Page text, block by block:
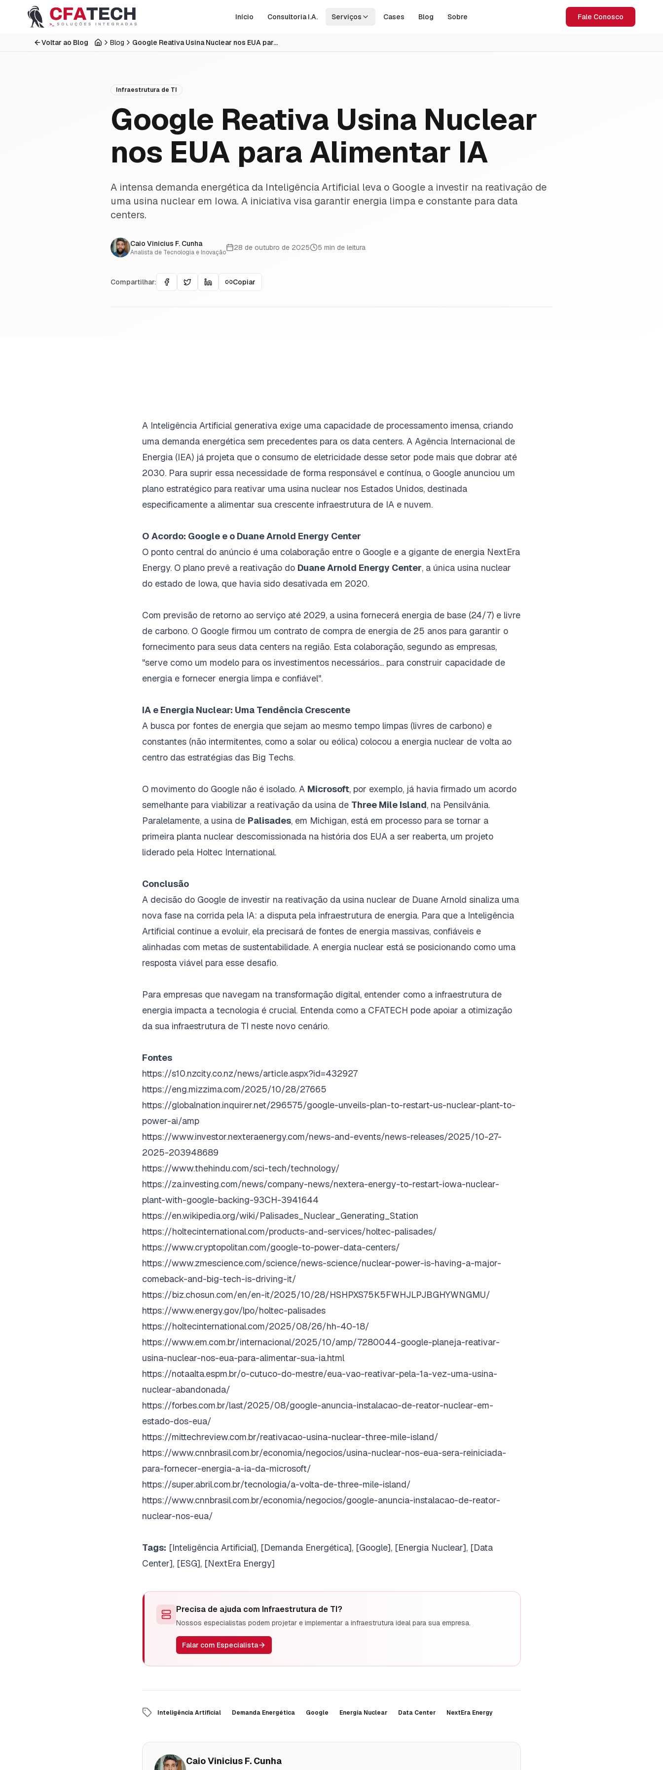
Pular para o conteúdo principal
Início Consultoria I.A. Serviços Cases Blog Sobre Fale Conosco
Voltar ao Blog InícioBlog Google Reativa Usina Nuclear nos EUA para Alimentar IA
Infraestrutura de TI
Google Reativa Usina Nuclear
nos EUA para Alimentar IA
A intensa demanda energética da Inteligência Artificial leva o Google a investir na reativação de
uma usina nuclear em Iowa. A iniciativa visa garantir energia limpa e constante para data
centers.
Caio Vinicius F. Cunha
Analista de Tecnologia e Inovação
28 de outubro de 2025 5 min de leitura
Compartilhar: Copiar
A Inteligência Artificial generativa exige uma capacidade de processamento imensa, criando
uma demanda energética sem precedentes para os data centers. A Agência Internacional de
Energia (IEA) já projeta que o consumo de eletricidade desse setor pode mais que dobrar até
2030. Para suprir essa necessidade de forma responsável e contínua, o Google anunciou um
plano estratégico para reativar uma usina nuclear nos Estados Unidos, destinada
especificamente a alimentar sua crescente infraestrutura de IA e nuvem.
O Acordo: Google e o Duane Arnold Energy Center
O ponto central do anúncio é uma colaboração entre o Google e a gigante de energia NextEra
Energy. O plano prevê a reativação do Duane Arnold Energy Center, a única usina nuclear
do estado de Iowa, que havia sido desativada em 2020.
Com previsão de retorno ao serviço até 2029, a usina fornecerá energia de base (24/7) e livre
de carbono. O Google firmou um contrato de compra de energia de 25 anos para garantir o
fornecimento para seus data centers na região. Esta colaboração, segundo as empresas,
"serve como um modelo para os investimentos necessários... para construir capacidade de
energia e fornecer energia limpa e confiável".
IA e Energia Nuclear: Uma Tendência Crescente
A busca por fontes de energia que sejam ao mesmo tempo limpas (livres de carbono) e
constantes (não intermitentes, como a solar ou eólica) colocou a energia nuclear de volta ao
centro das estratégias das Big Techs.
O movimento do Google não é isolado. A Microsoft, por exemplo, já havia firmado um acordo
semelhante para viabilizar a reativação da usina de Three Mile Island, na Pensilvânia.
Paralelamente, a usina de Palisades, em Michigan, está em processo para se tornar a
primeira planta nuclear descomissionada na história dos EUA a ser reaberta, um projeto
liderado pela Holtec International.
Conclusão
A decisão do Google de investir na reativação da usina nuclear de Duane Arnold sinaliza uma
nova fase na corrida pela IA: a disputa pela infraestrutura de energia. Para que a Inteligência
Artificial continue a evoluir, ela precisará de fontes de energia massivas, confiáveis e
alinhadas com metas de sustentabilidade. A energia nuclear está se posicionando como uma
resposta viável para esse desafio.
Para empresas que navegam na transformação digital, entender como a infraestrutura de
energia impacta a tecnologia é crucial. Entenda como a CFATECH pode apoiar a otimização
da sua infraestrutura de TI neste novo cenário.
Fontes
https://s10.nzcity.co.nz/news/article.aspx?id=432927
https://eng.mizzima.com/2025/10/28/27665
https://globalnation.inquirer.net/296575/google-unveils-plan-to-restart-us-nuclear-plant-to-
power-ai/amp
https://www.investor.nexteraenergy.com/news-and-events/news-releases/2025/10-27-
2025-203948689
https://www.thehindu.com/sci-tech/technology/
https://za.investing.com/news/company-news/nextera-energy-to-restart-iowa-nuclear-
plant-with-google-backing-93CH-3941644
https://en.wikipedia.org/wiki/Palisades_Nuclear_Generating_Station
https://holtecinternational.com/products-and-services/holtec-palisades/
https://www.cryptopolitan.com/google-to-power-data-centers/
https://www.zmescience.com/science/news-science/nuclear-power-is-having-a-major-
comeback-and-big-tech-is-driving-it/
https://biz.chosun.com/en/en-it/2025/10/28/HSHPXS75K5FWHJLPJBGHYWNGMU/
https://www.energy.gov/lpo/holtec-palisades
https://holtecinternational.com/2025/08/26/hh-40-18/
https://www.em.com.br/internacional/2025/10/amp/7280044-google-planeja-reativar-
usina-nuclear-nos-eua-para-alimentar-sua-ia.html
https://notaalta.espm.br/o-cutuco-do-mestre/eua-vao-reativar-pela-1a-vez-uma-usina-
nuclear-abandonada/
https://forbes.com.br/last/2025/08/google-anuncia-instalacao-de-reator-nuclear-em-
estado-dos-eua/
https://mittechreview.com.br/reativacao-usina-nuclear-three-mile-island/
https://www.cnnbrasil.com.br/economia/negocios/usina-nuclear-nos-eua-sera-reiniciada-
para-fornecer-energia-a-ia-da-microsoft/
https://super.abril.com.br/tecnologia/a-volta-de-three-mile-island/
https://www.cnnbrasil.com.br/economia/negocios/google-anuncia-instalacao-de-reator-
nuclear-nos-eua/
Tags: [Inteligência Artificial], [Demanda Energética], [Google], [Energia Nuclear], [Data
Center], [ESG], [NextEra Energy]
Precisa de ajuda com Infraestrutura de TI?
Nossos especialistas podem projetar e implementar a infraestrutura ideal para sua empresa.
Falar com Especialista
Inteligência Artificial Demanda Energética Google Energia Nuclear Data Center NextEra Energy
Caio Vinicius F. Cunha